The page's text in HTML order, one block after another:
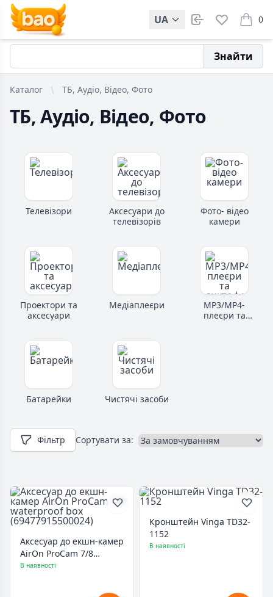
UA 0
items
Знайти
Каталог ТБ, Аудіо, Відео, Фото
ТБ, Аудіо, Відео, Фото
Телевізори
Аксесуари до
телевізорів
Фото- відео
камери
Проектори та
аксесуари
Медіаплеєри
MP3/MP4-
плеєри та
Батарейки Чистячі засоби
Фільтр Сортувати за:
Аксесуар до екшн-камер
AirOn ProCam 7/8
waterproof box
В наявності
Кронштейн Vinga TD32-
1152
В наявності